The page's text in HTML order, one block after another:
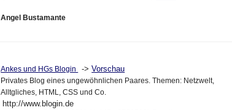
Angel Bustamante
Ankes und HGs Blogin ->Vorschau
Privates Blog eines ungewöhnlichen Paares. Themen: Netzwelt,
Alltgliches, HTML, CSS und Co.
http://www.blogin.de